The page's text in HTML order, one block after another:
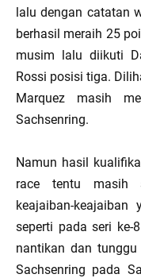
lalu dengan catatan
berhasil meraih 25
musim lalu diikuti
Rossi posisi tiga.
Marquez masih
Sachsenring.
Namun hasil
race tentu masih
keajaiban-
seperti pada seri ke-
nantikan dan
Sachsenring pada